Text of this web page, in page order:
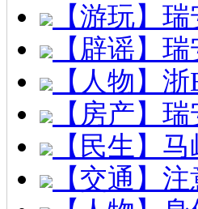
【游玩】
【辟谣】
【人物】
【房产】
【民生】
【交通】